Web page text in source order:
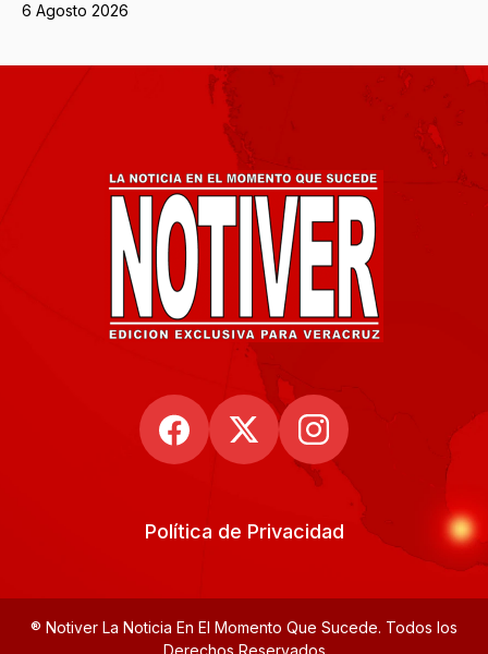
6 Agosto 2026
Política de Privacidad
® Notiver La Noticia En El Momento Que Sucede. Todos los